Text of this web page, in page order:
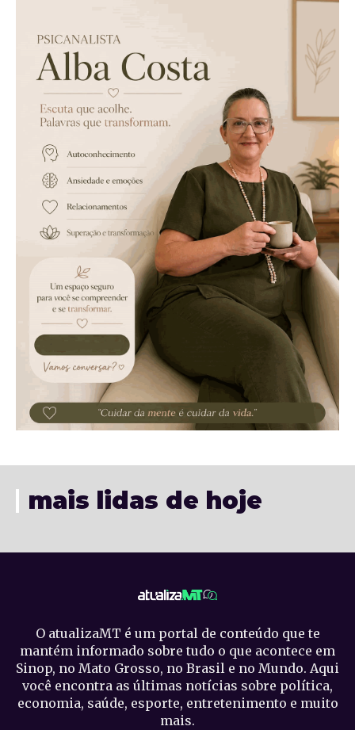
mais lidas de hoje
O atualizaMT é um portal de conteúdo que te
mantém informado sobre tudo o que acontece em
Sinop, no Mato Grosso, no Brasil e no Mundo. Aqui
você encontra as últimas notícias sobre política,
economia, saúde, esporte, entretenimento e muito
mais.